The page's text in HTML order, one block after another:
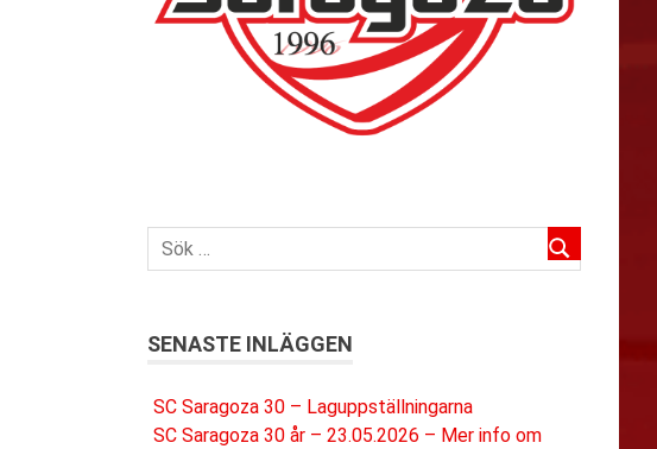
SENASTE INLÄGGEN
SC Saragoza 30 – Laguppställningarna
SC Saragoza 30 år – 23.05.2026 – Mer info om